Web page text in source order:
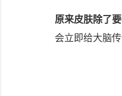
原来皮肤除了
会立即给大脑